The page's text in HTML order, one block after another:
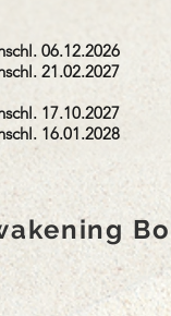
06.12.2026
21.02.2027
17.10.2027
16.01.2028